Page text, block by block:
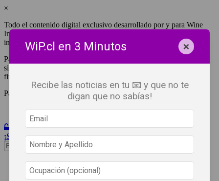
×
Todo el contenido digital exclusivo desarrollado por y para Wine
Independent Press Chile, cuenta con derechos de propiedad
intelectual.
Para tener acceso a una copia y/o impresión de cualquiera de ellos
sin fines de lucro, debes ser #SuscriptorWiP.^Para su réplica con
fines comerciales debes contactar al e-mail
Pagas una sola vez al año y disfrutas por 12 meses.
Iniciar Sesión
¡Suscribete! BeneficiosWiP
Buscar:
Síguenos
WiP.cl en 3 Minutos ×
Recibe las noticias en tu 📧 y que no te
digan que no sabías!